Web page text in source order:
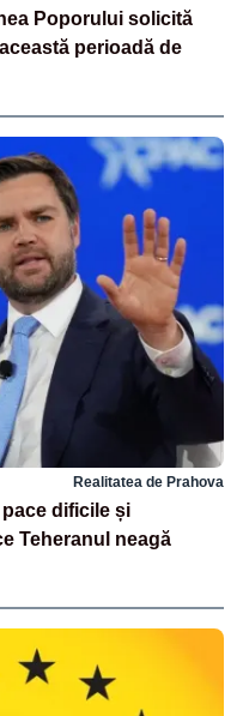
Poporului solicită
perioadă de
Realitatea de Prahova
dificile și
Teheranul neagă